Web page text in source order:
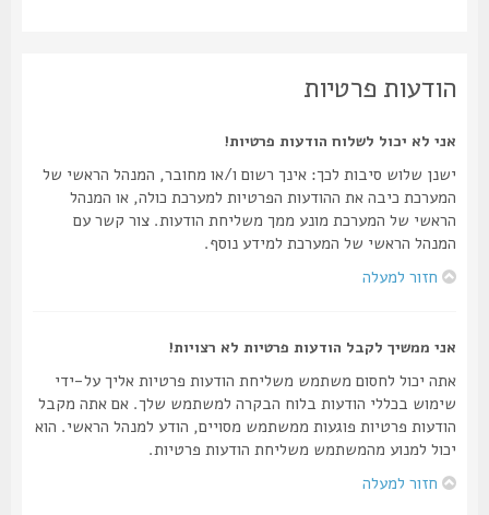
הודעות פרטיות
אני לא יכול לשלוח הודעות פרטיות!
ישנן שלוש סיבות לכך: אינך רשום ו/או מחובר, המנהל הראשי של
המערכת כיבה את ההודעות הפרטיות למערכת כולה, או המנהל
הראשי של המערכת מונע ממך משליחת הודעות. צור קשר עם
המנהל הראשי של המערכת למידע נוסף.
חזור למעלה
אני ממשיך לקבל הודעות פרטיות לא רצויות!
אתה יכול לחסום משתמש משליחת הודעות פרטיות אליך על-ידי
שימוש בכללי הודעות בלוח הבקרה למשתמש שלך. אם אתה מקבל
הודעות פרטיות פוגעות ממשתמש מסויים, הודע למנהל הראשי. הוא
יכול למנוע מהמשתמש משליחת הודעות פרטיות.
חזור למעלה